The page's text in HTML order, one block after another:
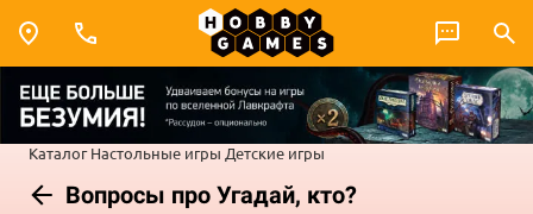
Каталог Настольные игры Детские игры
Вопросы про Угадай, кто?